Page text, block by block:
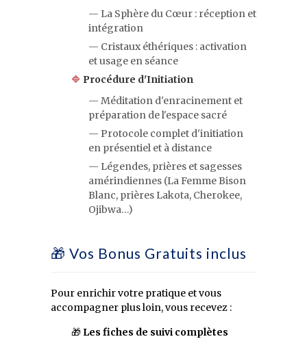
— La Sphère du Cœur : réception et
intégration
— Cristaux éthériques : activation
et usage en séance
🔷 Procédure d'Initiation
— Méditation d'enracinement et
préparation de l'espace sacré
— Protocole complet d'initiation
en présentiel et à distance
— Légendes, prières et sagesses
amérindiennes (La Femme Bison
Blanc, prières Lakota, Cherokee,
Ojibwa…)
🎁 Vos Bonus Gratuits inclus
Pour enrichir votre pratique et vous
accompagner plus loin, vous recevez :
🎁 Les fiches de suivi complètes